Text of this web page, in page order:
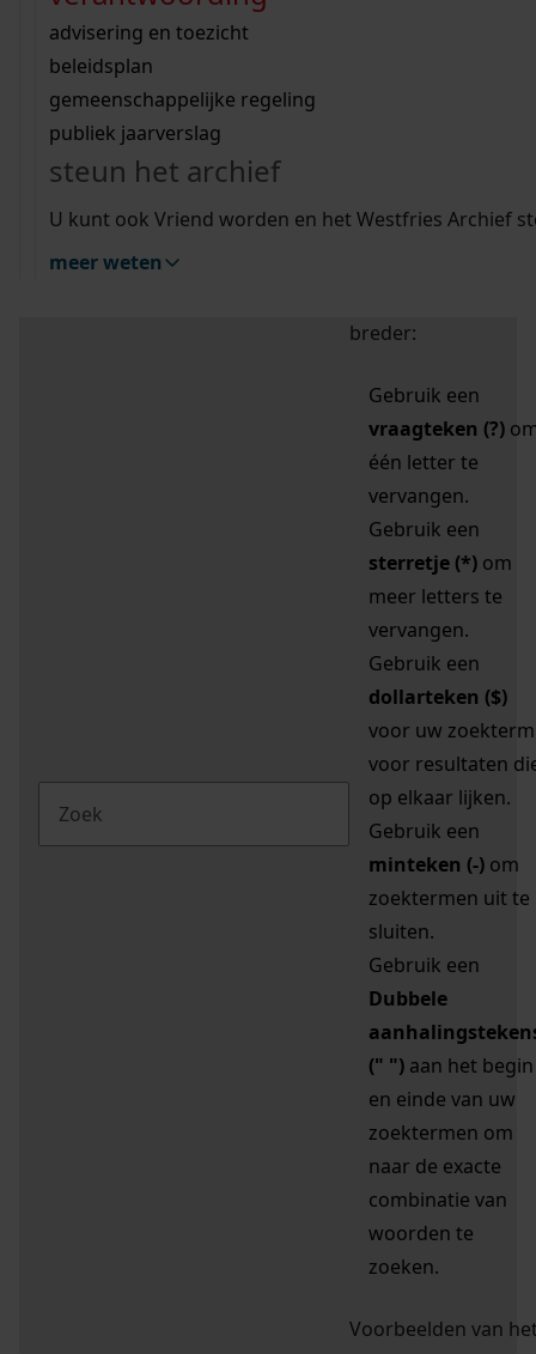
bouwvergunningen
omgevingsvergunningen
vergunningen
beeld en geluid
uitleg nodig?
Wij helpen u op weg met een aantal zoektips.
bekijk alle zoektips
Wij helpen u op weg met een aantal zoektips.
bekijk alle zoektips
bekijk ons geschiedenislokaal
advisering en toezicht
beleidsplan
gemeenschappelijke regeling
publiek jaarverslag
steun het archief
U kunt ook Vriend worden en het Westfries Archief
meer weten
zoektips
Mijn Studiezaal (inloggen)
uw zoekopdracht te
breder:
Gebruik een
vraagteken (?)
één letter te
vervangen.
Gebruik een
sterretje (*) om
meer letters te
vervangen.
Gebruik een
dollarteken ($)
voor uw zoekterm
voor resultaten
op elkaar lijken.
Gebruik een
minteken (-) om
zoektermen uit te
sluiten.
Gebruik een
Dubbele
(" ") aan het begin
en einde van uw
zoektermen om
naar de exacte
combinatie van
woorden te
zoeken.
Voorbeelden van